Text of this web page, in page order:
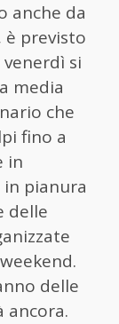
anche da
è previsto
si
media
che
fino a
in
in pianura
delle
delle
ancora.